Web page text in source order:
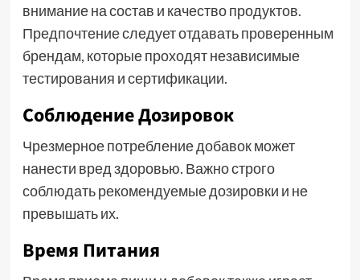
внимание на состав и качество продуктов.
Предпочтение следует отдавать проверенным
брендам, которые проходят независимые
тестирования и сертификации.
Соблюдение Дозировок
Чрезмерное потребление добавок может
нанести вред здоровью. Важно строго
соблюдать рекомендуемые дозировки и не
превышать их.
Время Питания